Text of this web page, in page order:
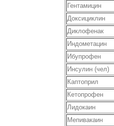
Гентамицин
Доксициклин
Диклофенак
Индометацин
Ибупрофен
Инсулин (чел)
Каптоприл
Кетопрофен
Лидокаин
Мепивакаин